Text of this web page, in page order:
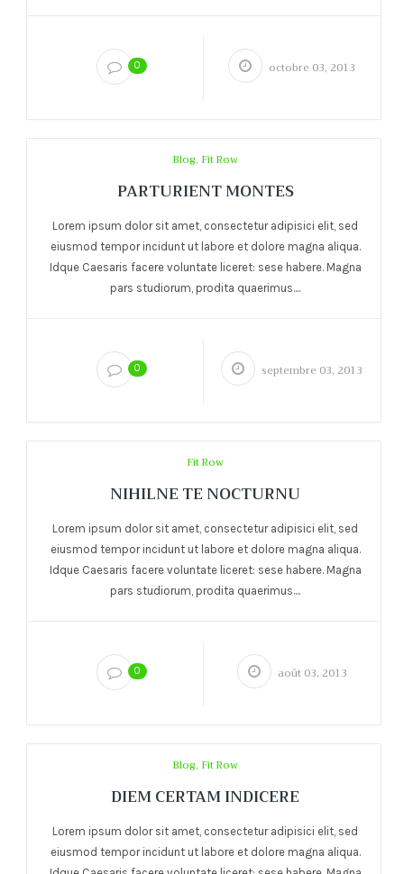
0 octobre 03, 2013
Blog, Fit Row
PARTURIENT MONTES
Lorem ipsum dolor sit amet, consectetur adipisici elit, sed
eiusmod tempor incidunt ut labore et dolore magna aliqua.
Idque Caesaris facere voluntate liceret: sese habere. Magna
pars studiorum, prodita quaerimus....
0 septembre 03, 2013
Fit Row
NIHILNE TE NOCTURNU
Lorem ipsum dolor sit amet, consectetur adipisici elit, sed
eiusmod tempor incidunt ut labore et dolore magna aliqua.
Idque Caesaris facere voluntate liceret: sese habere. Magna
pars studiorum, prodita quaerimus....
0 août 03, 2013
Blog, Fit Row
DIEM CERTAM INDICERE
Lorem ipsum dolor sit amet, consectetur adipisici elit, sed
eiusmod tempor incidunt ut labore et dolore magna aliqua.